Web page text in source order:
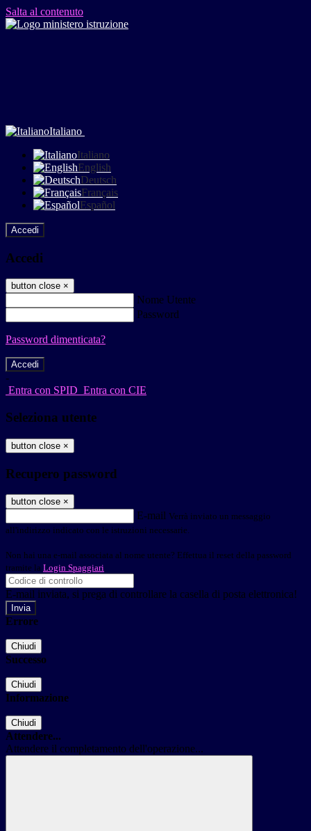
Salta al contenuto
Italiano
Italiano
English
Deutsch
Français
Español
Accedi
Accedi
button close ×
Nome Utente
Password
Password dimenticata?
-
Entra con SPID Entra con CIE
Seleziona utente
button close ×
Recupero password
button close ×
E-mail Verrà inviato un messaggio
all'indirizzo indicato con le istruzioni necessarie.
Non hai una e-mail associata al nome utente? Effettua il reset della password
tramite la Login Spaggiari
E-mail inviata, si prega di controllare la casella di posta elettronica!
Errore
Chiudi
Successo
Chiudi
Informazione
Chiudi
Attendere...
Attendere il completamento dell'operazione...